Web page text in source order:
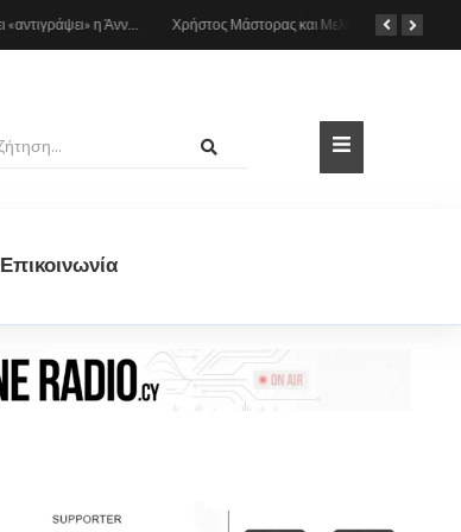
Από πού έχει «αντιγράψει» η Άννα Βίσση και ο Νίκος Καρβέλας τη σούπερ επιτυχία «Σε περίπτωση που…»; Το βρήκε ο Mr Music
Eπικοινωνία